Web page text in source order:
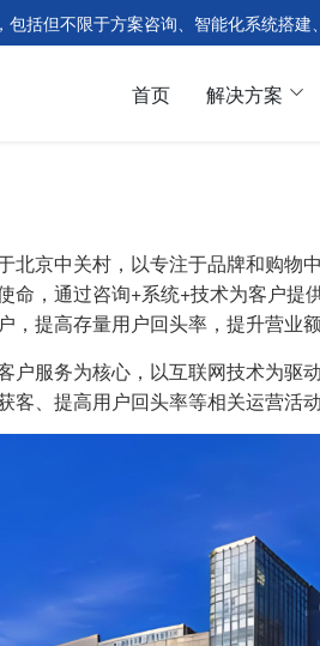
括但不限于方案咨询、智能化系统搭建
首页 解决方案
北京中关村，以专注于品牌和购物
命，通过咨询+系统+技术为客户
，提高存量用户回头率，提升营业额
户服务为核心，以互联网技术为驱
客、提高用户回头率等相关运营活动